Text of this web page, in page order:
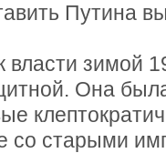
Путина
власти зимой
Она
со старыми